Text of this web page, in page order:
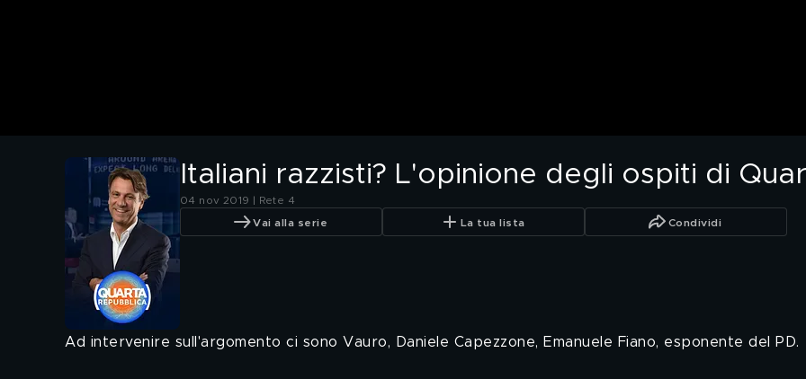
Italiani razzisti? L'opinione degli ospiti di
04 nov 2019 | Rete 4
Vai alla serie La tua lista Condividi
Ad intervenire sull'argomento ci sono Vauro, Daniele Capezzone, Emanuele Fiano, esponente del PD.